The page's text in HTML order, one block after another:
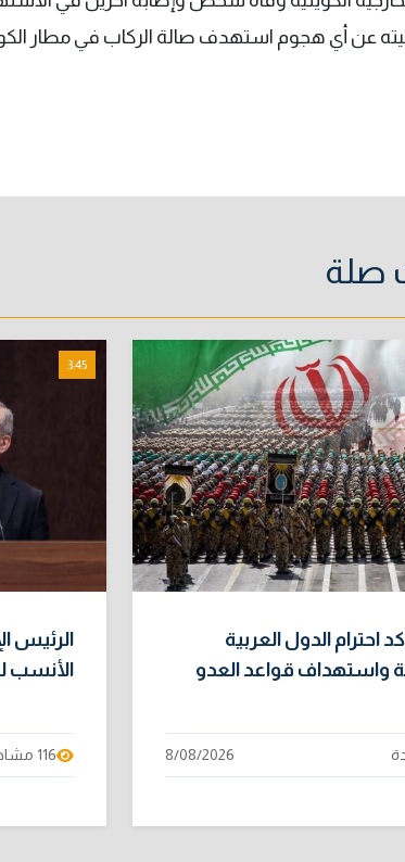
عن أي هجوم استهدف صالة الركاب في مطار
صلة
احترام الدول العربية
واستهداف قواعد العدو
8/08/2026
3:45
الرئيس
الأنسب
116 مشاهدة